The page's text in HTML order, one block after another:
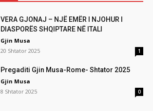
VERA GJONAJ – NJË EMËR I NJOHUR I
DIASPORËS SHQIPTARE NË ITALI
Gjin Musa
20 Shtator 2025
1
Pregaditi Gjin Musa-Rome- Shtator 2025
Gjin Musa
8 Shtator 2025
0